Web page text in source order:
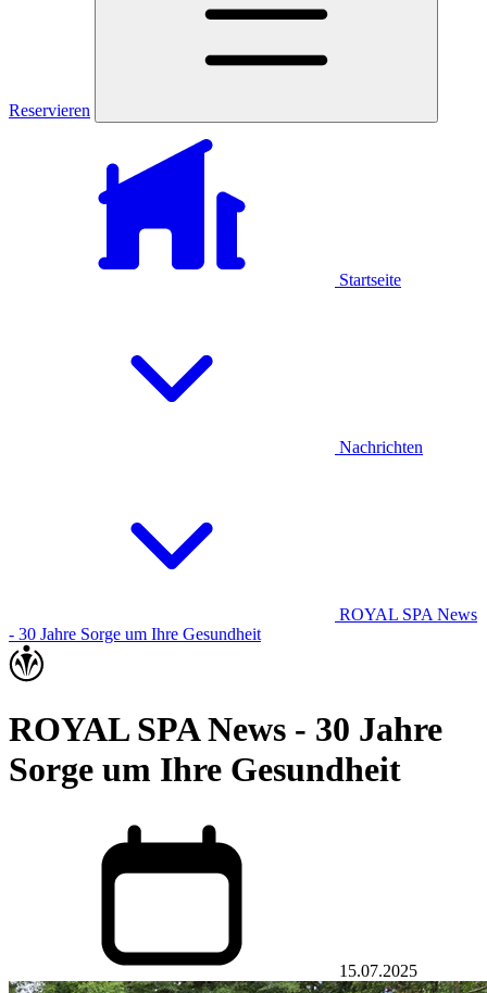
Reservieren
Startseite
Nachrichten
ROYAL SPA News
- 30 Jahre Sorge um Ihre Gesundheit
ROYAL SPA News - 30 Jahre
Sorge um Ihre Gesundheit
15.07.2025